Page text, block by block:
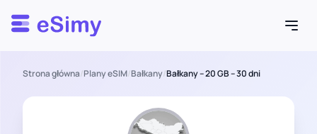
Esimy
Strona główna/Plany eSIM/Bałkany/Bałkany – 20 GB – 30 dni